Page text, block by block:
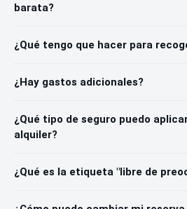
barata?
¿Qué tengo que hacer para
¿Hay gastos adicionales?
¿Qué tipo de seguro puedo
alquiler?
¿Qué es la etiqueta "libre de